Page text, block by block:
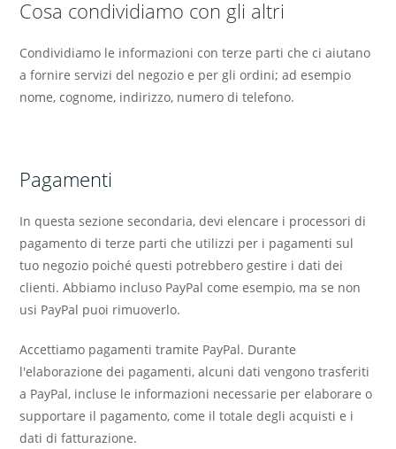
Cosa condividiamo con gli altri
Condividiamo le informazioni con terze parti che ci aiutano
a fornire servizi del negozio e per gli ordini; ad esempio
nome, cognome, indirizzo, numero di telefono.
Pagamenti
In questa sezione secondaria, devi elencare i processori di
pagamento di terze parti che utilizzi per i pagamenti sul
tuo negozio poiché questi potrebbero gestire i dati dei
clienti. Abbiamo incluso PayPal come esempio, ma se non
usi PayPal puoi rimuoverlo.
Accettiamo pagamenti tramite PayPal. Durante
l'elaborazione dei pagamenti, alcuni dati vengono trasferiti
a PayPal, incluse le informazioni necessarie per elaborare o
supportare il pagamento, come il totale degli acquisti e i
dati di fatturazione.